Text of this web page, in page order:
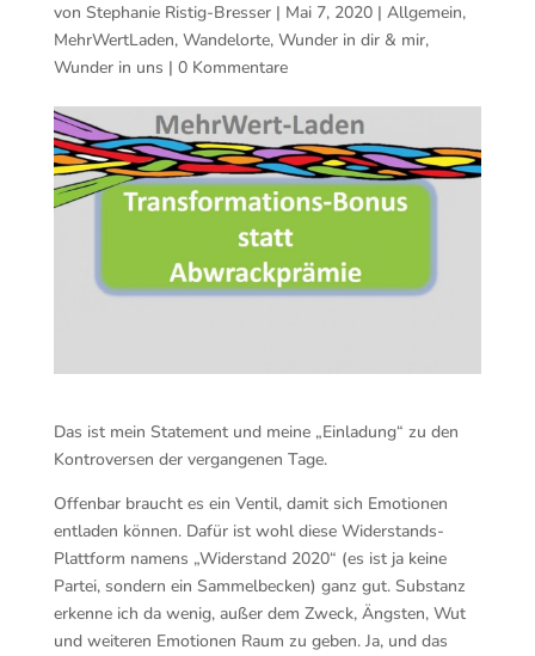
von Stephanie Ristig-Bresser| Mai 7, 2020| Allgemein,
MehrWertLaden, Wandelorte, Wunder in dir & mir,
Wunder in uns | 0 Kommentare
Das ist mein Statement und meine „Einladung“ zu den
Kontroversen der vergangenen Tage.
Offenbar braucht es ein Ventil, damit sich Emotionen
entladen können. Dafür ist wohl diese Widerstands-
Plattform namens „Widerstand 2020“ (es ist ja keine
Partei, sondern ein Sammelbecken) ganz gut. Substanz
erkenne ich da wenig, außer dem Zweck, Ängsten, Wut
und weiteren Emotionen Raum zu geben. Ja, und das